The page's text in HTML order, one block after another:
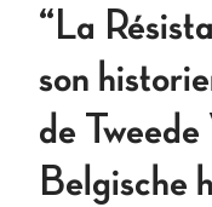
“La
son
de
Belgische